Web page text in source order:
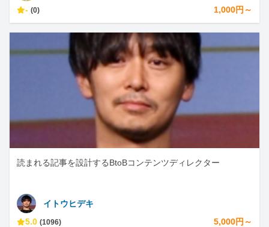
- (0) 1,000円～
読まれる記事を設計するBtoBコンテンツディレクター
イトウヒデキ
5.0 (1096) 5,000円～